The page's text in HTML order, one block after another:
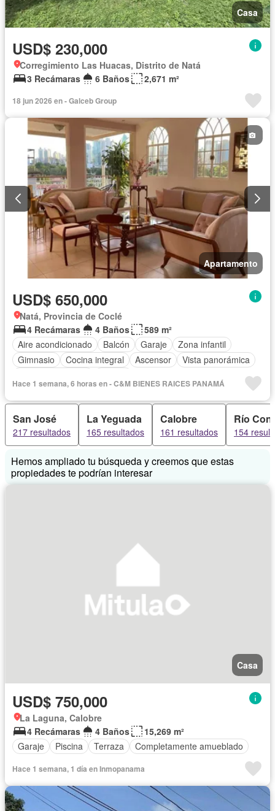
Casa
USD$ 230,000
Corregimiento Las Huacas, Distrito de Natá
3 Recámaras
6 Baños 2,671 m²
18 jun 2026 en - Galceb Group
Apartamento
USD$ 650,000
Natá, Provincia de Coclé
4 Recámaras
4 Baños
589 m²
Aire acondicionado
Balcón Garaje
Zona infantil
Gimnasio
Cocina integral Ascensor
Vista panorámica
Hace 1 semana, 6 horas en - C&M BIENES RAICES PANAMÁ
San José
217 resultados
La Yeguada
165 resultados
Calobre
161 resultados
Río
154
Hemos ampliado tu búsqueda y creemos que estas
propiedades te podrían interesar
Casa
USD$ 750,000
La Laguna, Calobre
4 Recámaras
4 Baños
15,269 m²
Garaje
Piscina Terraza Completamente amueblado
Hace 1 semana, 1 día en Inmopanama